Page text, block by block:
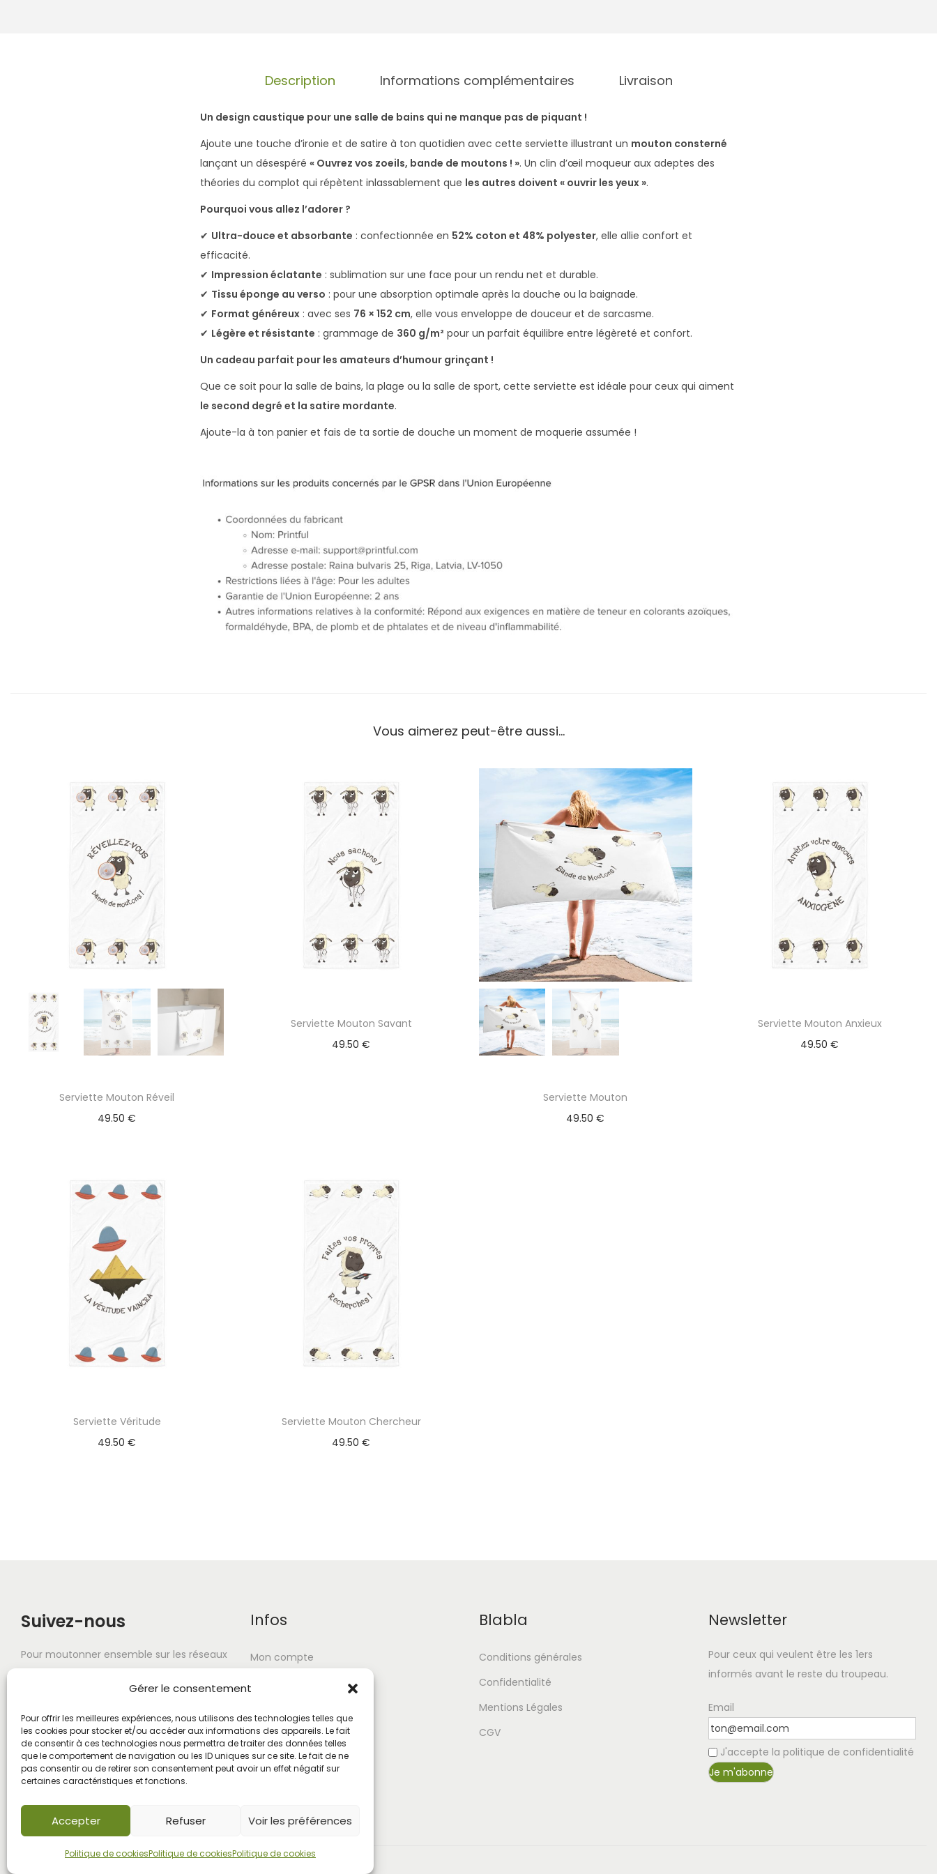
Gérer le consentement
Pour offrir les meilleures expériences, nous utilisons des technologies telles que
les cookies pour stocker et/ou accéder aux informations des appareils. Le fait
de consentir à ces technologies nous permettra de traiter des données telles
que le comportement de navigation ou les ID uniques sur ce site. Le fait de ne
pas consentir ou de retirer son consentement peut avoir un effet négatif sur
certaines caractéristiques et fonctions.
Accepter Refuser Voir les préférences
Politique de cookiesPolitique de cookiesPolitique de cookies
t
e
M
o
u
n
i
g
i
l
Description Informations complémentaires Livraison
Un design caustique pour une salle de bains qui ne manque pas de piquant !
Ajoute une touche d’ironie et de satire à ton quotidien avec cette serviette illustrant un mouton consterné
lançant un désespéré « Ouvrez vos zoeils, bande de moutons ! ». Un clin d’œil moqueur aux adeptes des
théories du complot qui répètent inlassablement que les autres doivent « ouvrir les yeux ».
Pourquoi vous allez l’adorer ?
✔ Ultra-douce et absorbante : confectionnée en 52% coton et 48% polyester, elle allie confort et
efficacité.
✔ Impression éclatante : sublimation sur une face pour un rendu net et durable.
✔ Tissu éponge au verso : pour une absorption optimale après la douche ou la baignade.
✔ Format généreux : avec ses 76 × 152 cm, elle vous enveloppe de douceur et de sarcasme.
✔ Légère et résistante : grammage de 360 g/m² pour un parfait équilibre entre légèreté et confort.
Un cadeau parfait pour les amateurs d’humour grinçant !
Que ce soit pour la salle de bains, la plage ou la salle de sport, cette serviette est idéale pour ceux qui aiment
le second degré et la satire mordante.
Ajoute-la à ton panier et fais de ta sortie de douche un moment de moquerie assumée !
Vous aimerez peut-être aussi…
Serviette Mouton Réveil
49.50€
Serviette Mouton Savant
49.50€
Serviette Mouton
49.50€
Serviette Mouton Anxieux
49.50€
Serviette Véritude
49.50€
Serviette Mouton Chercheur
49.50€
Suivez-nous
Pour moutonner ensemble sur les réseaux
Infos
Mon compte
Livraison-Retour
Blabla
Conditions générales
Confidentialité
Mentions Légales
CGV
Newsletter
Pour ceux qui veulent être les 1ers
informés avant le reste du troupeau.
Email
J'accepte la politique de confidentialité
SpeeWeb - Tous droits réservés